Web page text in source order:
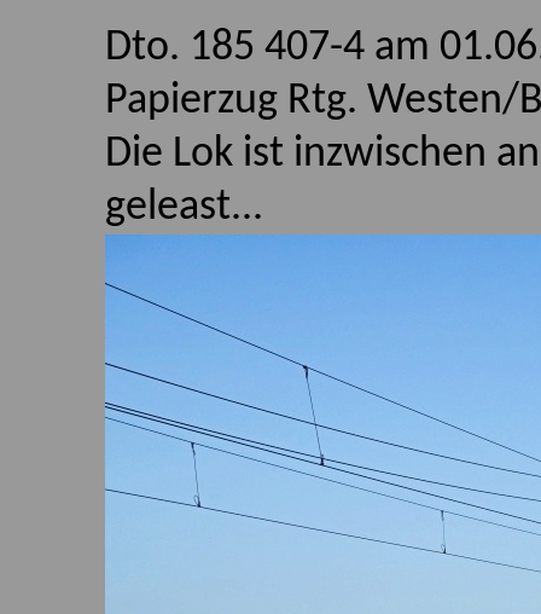
Dto. 185 407-4 am
Papierzug Rtg. Westen/
Die Lok ist inzwischen
geleast...